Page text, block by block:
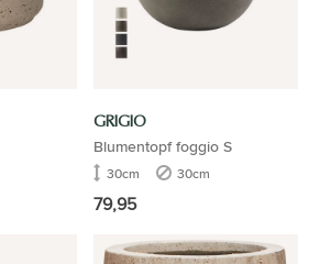
GRIGIO
Blumentopf foggio S
30cm 30cm
79,95